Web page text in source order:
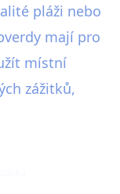
pláži nebo
mají pro
místní
zážitků,